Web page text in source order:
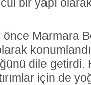
önce Marmara
dile getirdi.
için de